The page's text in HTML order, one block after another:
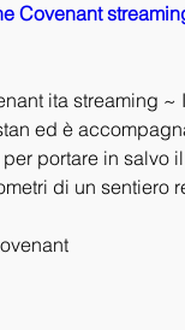
Covenant
ita streaming ~
ed è
portare in salvo
di un sentiero